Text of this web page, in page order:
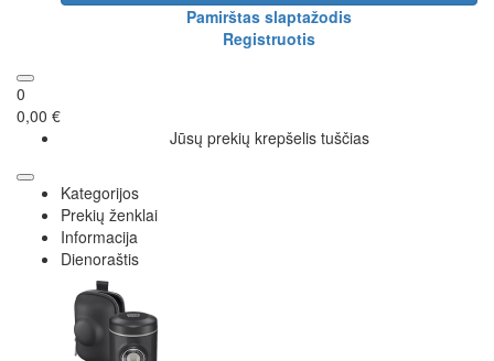
Pamirštas slaptažodis
Registruotis
0
0,00 €
Jūsų prekių krepšelis tuščias
Kategorijos
Prekių ženklai
Informacija
Dienoraštis